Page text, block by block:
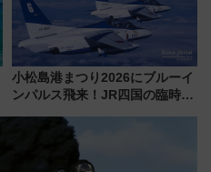
小松島港まつり2026にブルーイ
ンパルス飛来！JR四国の臨時ダ